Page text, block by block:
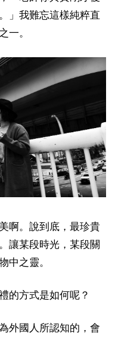
」我難忘這樣純粹直
一。
啊。說到底，最珍貴
讓某段時光，某段關
中之靈。
的方式是如何呢？
外國人所認知的，會